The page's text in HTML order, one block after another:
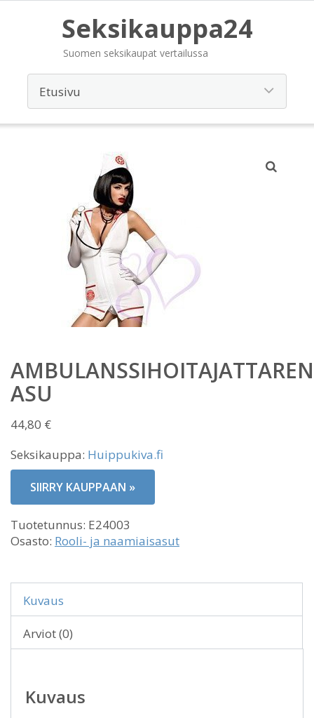
Seksikauppa24
Suomen seksikaupat vertailussa
AMBULANSSIHOITAJATTAREN
ASU
44,80 €
Seksikauppa: Huippukiva.fi
SIIRRY KAUPPAAN »
Tuotetunnus: E24003
Osasto: Rooli- ja naamiaisasut
Kuvaus
Arviot (0)
Kuvaus